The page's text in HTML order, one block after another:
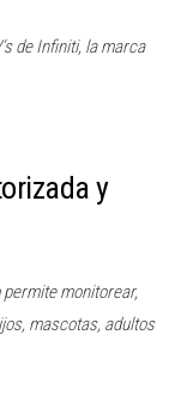
de Infiniti, la marca
y
monitorear,
mascotas, adultos